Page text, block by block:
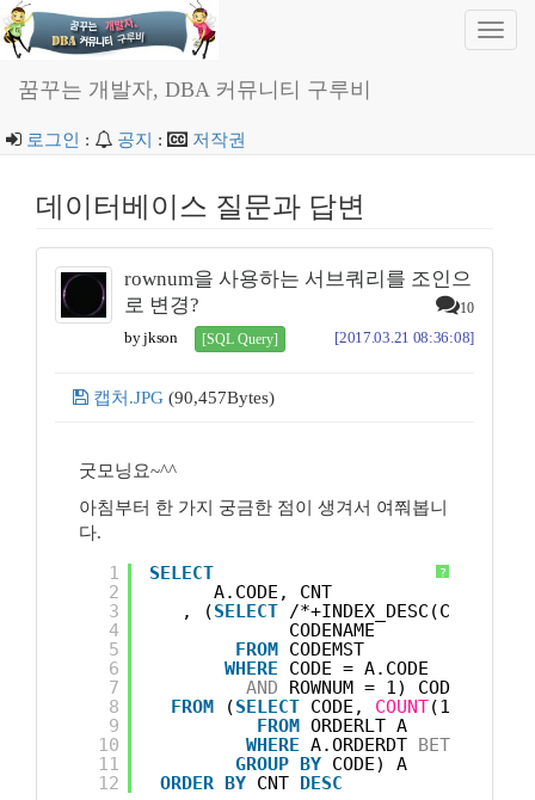
꿈꾸는 개발자, DBA 커뮤니티 구루비
로그인 : 공지 : 저작권
데이터베이스 질문과 답변
rownum을 사용하는 서브쿼리를 조인으
로 변경?
10
by jkson [SQL Query] [2017.03.21 08:36:08]
캡처.JPG (90,457Bytes)
굿모닝요~^^
아침부터 한 가지 궁금한 점이 생겨서 여쭤봅니
다.
?
1
2
3
4
5
6
7
8
9
10
11
12
SELECT
A.CODE, CNT
, (SELECT /*+INDEX_DESC(CODEMST
CODENAME
FROM CODEMST
WHERE
CODE = A.CODE
AND
ROWNUM = 1) CODENAME
FROM
(SELECT CODE, COUNT(1) CNT
FROM ORDERLT A
WHERE A.ORDERDT BETWEEN
GROUP BY CODE) A
ORDER BY CNT DESC